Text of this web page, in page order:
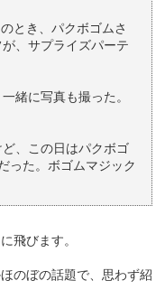
とき、パクボゴムさ
、サプライズパーテ
緒に写真も撮った。
、この日はパクボゴ
った。ボゴムマジック
飛びます。
のぼの話題で、思わず紹